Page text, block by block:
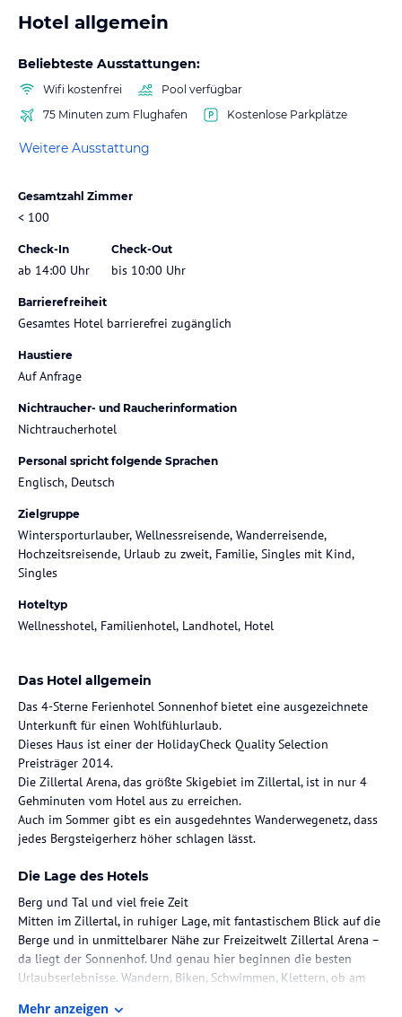
Hotel allgemein
Beliebteste Ausstattungen:
Wifi kostenfrei
Pool verfügbar
75 Minuten zum Flughafen
Kostenlose Parkplätze
Weitere Ausstattung
Gesamtzahl Zimmer
< 100
Check-In
ab 14:00 Uhr
Check-Out
bis 10:00 Uhr
Barrierefreiheit
Gesamtes Hotel barrierefrei zugänglich
Haustiere
Auf Anfrage
Nichtraucher- und Raucherinformation
Nichtraucherhotel
Personal spricht folgende Sprachen
Englisch, Deutsch
Zielgruppe
Wintersporturlauber, Wellnessreisende, Wanderreisende,
Hochzeitsreisende, Urlaub zu zweit, Familie, Singles mit Kind,
Singles
Hoteltyp
Wellnesshotel, Familienhotel, Landhotel, Hotel
Das Hotel allgemein
Das 4-Sterne Ferienhotel Sonnenhof bietet eine ausgezeichnete
Unterkunft für einen Wohlfühlurlaub.
Dieses Haus ist einer der HolidayCheck Quality Selection
Preisträger 2014.
Die Zillertal Arena, das größte Skigebiet im Zillertal, ist in nur 4
Gehminuten vom Hotel aus zu erreichen.
Auch im Sommer gibt es ein ausgedehntes Wanderwegenetz, dass
jedes Bergsteigerherz höher schlagen lässt.
Die Lage des Hotels
Berg und Tal und viel freie Zeit
Mitten im Zillertal, in ruhiger Lage, mit fantastischem Blick auf die
Berge und in unmittelbarer Nähe zur Freizeitwelt Zillertal Arena –
da liegt der Sonnenhof. Und genau hier beginnen die besten
Urlaubserlebnisse. Wandern, Biken, Schwimmen, Klettern, ob am
Mehr anzeigen